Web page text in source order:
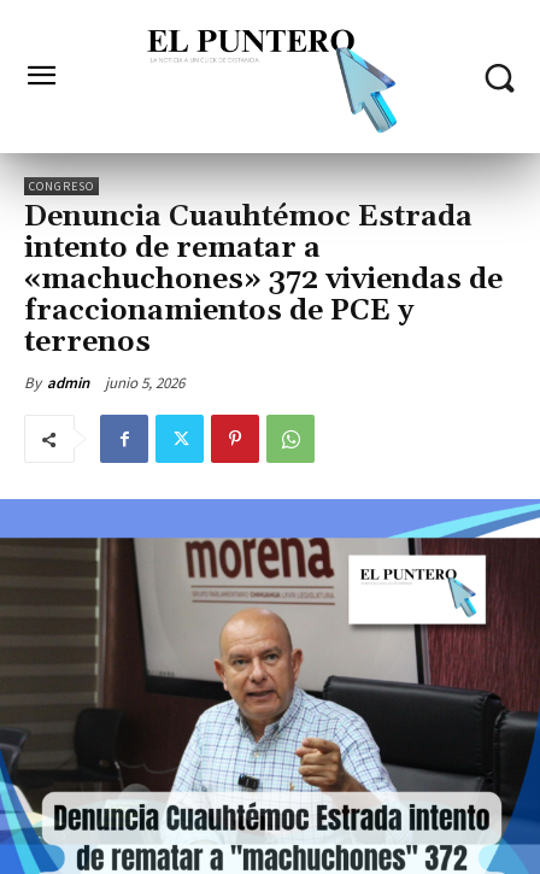
CONGRESO
Denuncia Cuauhtémoc Estrada
intento de rematar a
«machuchones» 372 viviendas de
fraccionamientos de PCE y
terrenos
By admin junio 5, 2026